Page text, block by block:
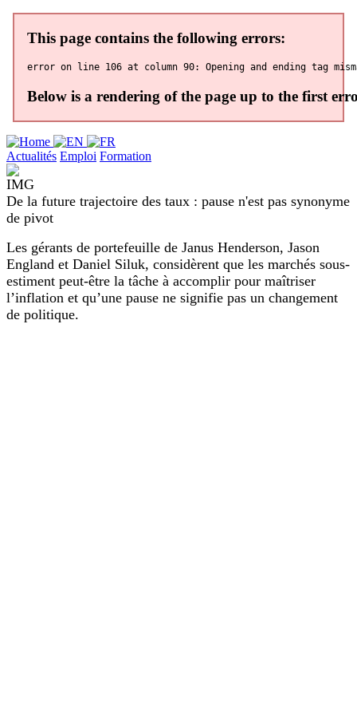
Actualités Emploi Formation
De la future trajectoire des taux : pause n'est pas synonyme
de pivot
Les gérants de portefeuille de Janus Henderson, Jason
England et Daniel Siluk, considèrent que les marchés sous-
estiment peut-être la tâche à accomplir pour maîtriser
l’inflation et qu’une pause ne signifie pas un changement
de politique.